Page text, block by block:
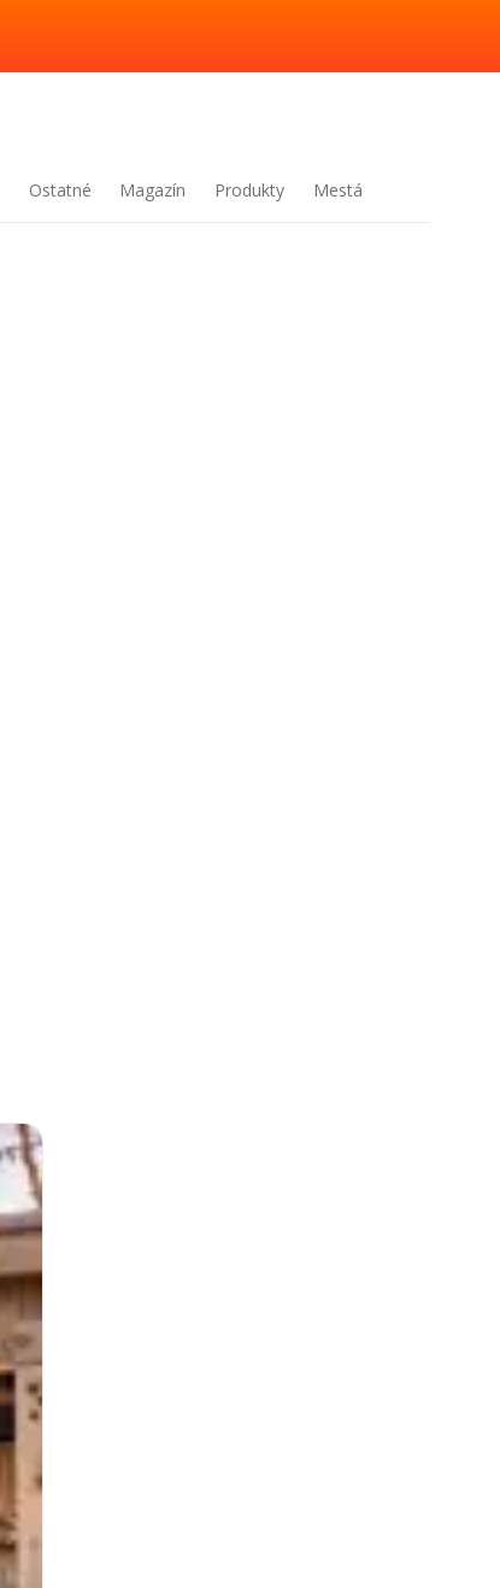
Ostatné Magazín Produkty Mestá